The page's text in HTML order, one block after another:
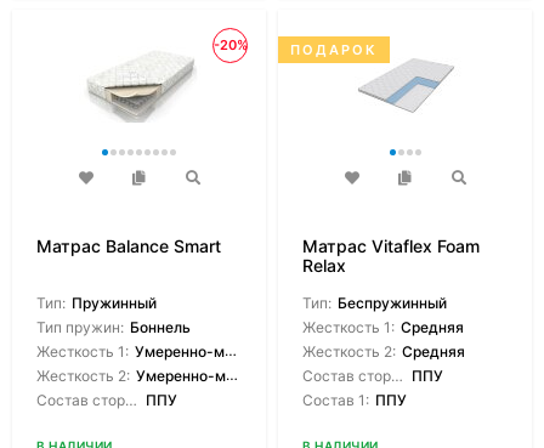
-20%
Матрас Balance Smart
Тип: Пружинный
Тип пружин: Боннель
Жесткость 1: Умеренно-мягкая
Жесткость 2: Умеренно-мягкая
Состав сторон: ППУ
ПОДАРОК
Матрас Vitaflex Foam
Relax
Тип: Беспружинный
Жесткость 1: Средняя
Жесткость 2: Средняя
Состав сторон: ППУ
Состав 1: ППУ